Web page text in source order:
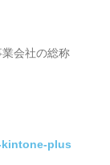
会社の総称
plus